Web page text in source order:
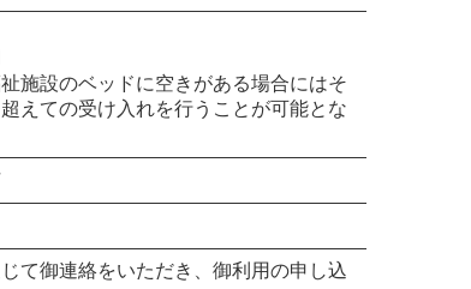
施設のベッドに空きがある場合にはそ
えての受け入れを行うことが可能とな
て御連絡をいただき、御利用の申し込